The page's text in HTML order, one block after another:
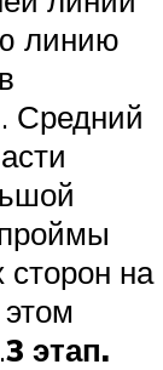
линию
Средний
на
3 этап.